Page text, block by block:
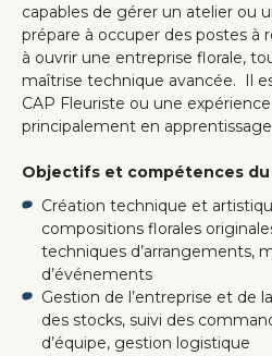
capables de gérer un atelier ou
prépare à occuper des postes à
à ouvrir une entreprise florale,
maîtrise technique avancée. Il
CAP Fleuriste ou une
principalement en
Objectifs et compétences
Création technique et
compositions florales
techniques d’arrangements,
d’événements
Gestion de l’entreprise et de
des stocks, suivi des
d’équipe, gestion logistique